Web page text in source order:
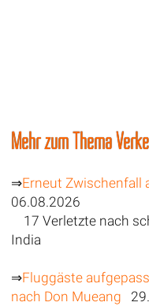
Mehr zum Thema
⇒Erneut Zwischenfall
06.08.2026
17 Verletzte nach
India
⇒Fluggäste
nach Don Mueang